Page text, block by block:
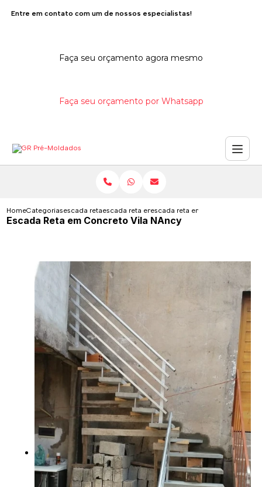
Entre em contato com um de nossos especialistas!
Faça seu orçamento agora mesmo
Faça seu orçamento por Whatsapp
HomeCategoriasescada retaescada reta em concreto pre moldada
escada reta em concreto vila
Escada Reta em Concreto Vila NAncy